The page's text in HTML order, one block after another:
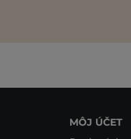
MÔJ ÚČET